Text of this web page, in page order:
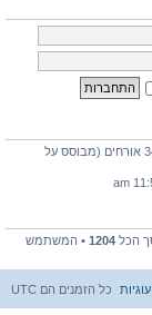
משתמשים מחוברים :: 2 רשומים, 0 מוסתרים ו 34 אורחים (מבוסס על
הכל 1204 • המשתמש
כל הזמנים הם UTC